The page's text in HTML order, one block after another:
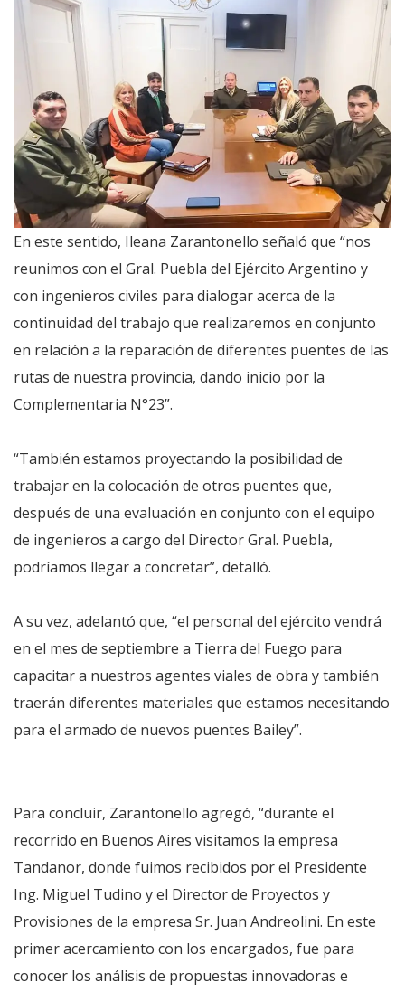
En este sentido, Ileana Zarantonello señaló que “nos
reunimos con el Gral. Puebla del Ejército Argentino y
con ingenieros civiles para dialogar acerca de la
continuidad del trabajo que realizaremos en conjunto
en relación a la reparación de diferentes puentes de las
rutas de nuestra provincia, dando inicio por la
Complementaria N°23”.
“También estamos proyectando la posibilidad de
trabajar en la colocación de otros puentes que,
después de una evaluación en conjunto con el equipo
de ingenieros a cargo del Director Gral. Puebla,
podríamos llegar a concretar”, detalló.
A su vez, adelantó que, “el personal del ejército vendrá
en el mes de septiembre a Tierra del Fuego para
capacitar a nuestros agentes viales de obra y también
traerán diferentes materiales que estamos necesitando
para el armado de nuevos puentes Bailey”.
Para concluir, Zarantonello agregó, “durante el
recorrido en Buenos Aires visitamos la empresa
Tandanor, donde fuimos recibidos por el Presidente
Ing. Miguel Tudino y el Director de Proyectos y
Provisiones de la empresa Sr. Juan Andreolini. En este
primer acercamiento con los encargados, fue para
conocer los análisis de propuestas innovadoras e